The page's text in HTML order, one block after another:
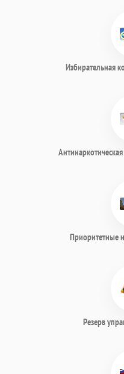
Избирательная
Приоритетные
Резерв